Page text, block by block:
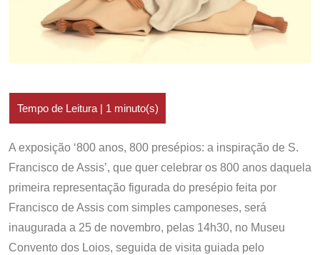
A exposição ‘800 anos, 800 presépios: a inspiração de S.
Francisco de Assis’, que quer celebrar os 800 anos daquela
primeira representação figurada do presépio feita por
Francisco de Assis com simples camponeses, será
inaugurada a 25 de novembro, pelas 14h30, no Museu
Convento dos Loios, seguida de visita guiada pelo